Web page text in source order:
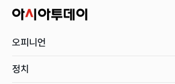
오피니언
정치